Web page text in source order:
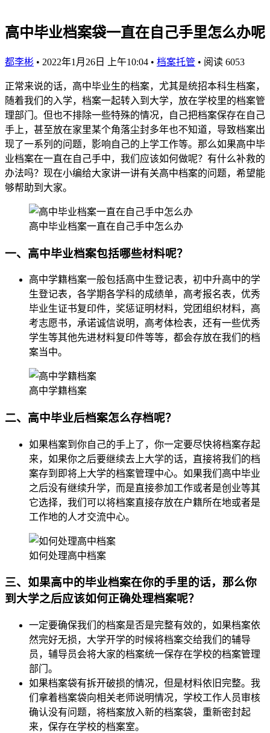
高中毕业档案袋一直在自己手里怎么办呢
都李彬 • 2022年1月26日 上午10:04 • 档案托管 • 阅读 6053
正常来说的话，高中毕业生的档案，尤其是统招本科生档案，
随着我们的入学，档案一起转入到大学，放在学校里的档案管
理部门。但也不排除一些特殊的情况，自己把档案保存在自己
手上，甚至放在家里某个角落尘封多年也不知道，导致档案出
现了一系列的问题，影响自己的上学工作等。那么如果高中毕
业档案在一直在自己手中，我们应该如何做呢？有什么补救的
办法吗？现在小编给大家讲一讲有关高中档案的问题，希望能
够帮助到大家。
高中毕业档案一直在自己手中怎么办
一、高中毕业档案包括哪些材料呢？
高中学籍档案一般包括高中生登记表，初中升高中的学
生登记表，各学期各学科的成绩单，高考报名表，优秀
毕业生证书复印件，奖惩证明材料，党团组织材料，高
考志愿书，承诺诚信说明，高考体检表，还有一些优秀
学生等其他先进材料复印件等等，都会存放在我们的档
案当中。
高中学籍档案
二、高中毕业后档案怎么存档呢？
如果档案到你自己的手上了，你一定要尽快将档案存起
来，如果你之后要继续去上大学的话，直接将我们的档
案存到即将上大学的档案管理中心。如果我们高中毕业
之后没有继续升学，而是直接参加工作或者是创业等其
它选择，我们可以将档案直接存放在户籍所在地或者是
工作地的人才交流中心。
如何处理高中档案
三、如果高中的毕业档案在你的手里的话，那么你
到大学之后应该如何正确处理档案呢？
一定要确保我们的档案是否是完整有效的，如果档案依
然完好无损，大学开学的时候将档案交给我们的辅导
员，辅导员会将大家的档案统一保存在学校的档案管理
部门。
如果档案袋有拆开破损的情况，但是材料依旧完整。我
们拿着档案袋向相关老师说明情况，学校工作人员审核
确认没有问题，将档案放入新的档案袋，重新密封起
来，保存在学校的档案室。